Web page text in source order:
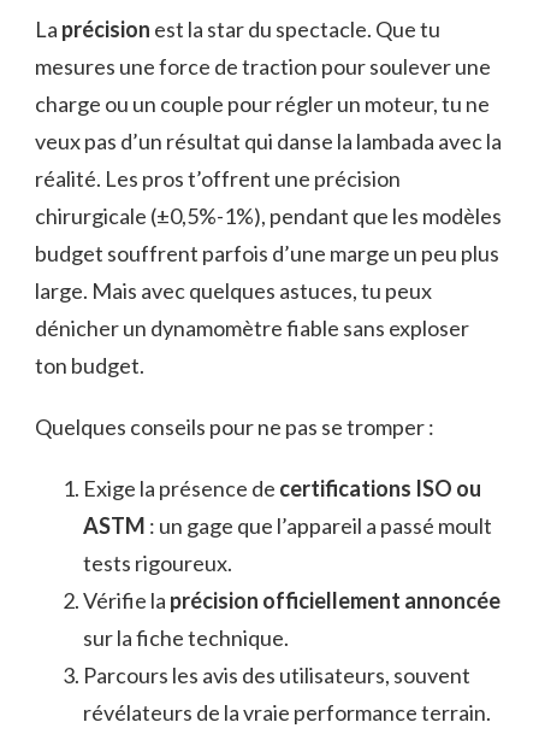
La précision est la star du spectacle. Que tu
mesures une force de traction pour soulever une
charge ou un couple pour régler un moteur, tu ne
veux pas d’un résultat qui danse la lambada avec la
réalité. Les pros t’offrent une précision
chirurgicale (±0,5%-1%), pendant que les modèles
budget souffrent parfois d’une marge un peu plus
large. Mais avec quelques astuces, tu peux
dénicher un dynamomètre fiable sans exploser
ton budget.
Quelques conseils pour ne pas se tromper :
Exige la présence de certifications ISO ou
ASTM : un gage que l’appareil a passé moult
tests rigoureux.
Vérifie la précision officiellement annoncée
sur la fiche technique.
Parcours les avis des utilisateurs, souvent
révélateurs de la vraie performance terrain.